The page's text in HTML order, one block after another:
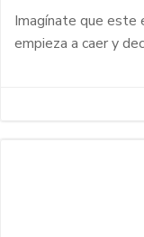
Imagínate que este
empieza a caer y